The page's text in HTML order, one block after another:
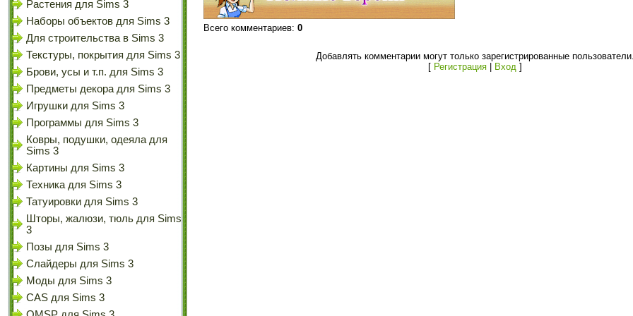
Растения для Sims 3
Наборы объектов для Sims 3
Для строительства в Sims 3
Текстуры, покрытия для Sims 3
Брови, усы и т.п. для Sims 3
Предметы декора для Sims 3
Игрушки для Sims 3
Программы для Sims 3
Ковры, подушки, одеяла для
Sims 3
Картины для Sims 3
Техника для Sims 3
Татуировки для Sims 3
Шторы, жалюзи, тюль для Sims
3
Позы для Sims 3
Слайдеры для Sims 3
Моды для Sims 3
CAS для Sims 3
Всего комментариев: 0
Добавлять комментарии могут только зарегистрированные
[ Регистрация| Вход]